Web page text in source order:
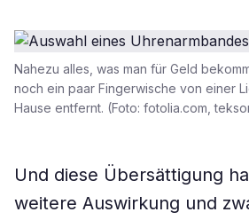
Nahezu alles, was man für Geld
noch ein paar Fingerwische von einer
Hause entfernt. (Foto: fotolia.com,
Und diese Übersättigung
weitere Auswirkung und